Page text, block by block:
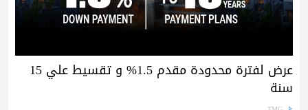
عرض لفترة محدودة مقدم 1.5% و تقسيط علي 15
سنة